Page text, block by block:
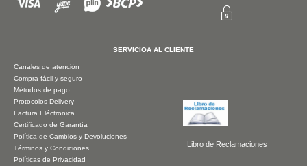
SERVICIOA AL CLIENTE
Canales de atención
Compra fácil y seguro
Métodos de pago
Protocolos Delivery
Factura Eléctronica
Certificado de Garantía
Política de Cambios y Devoluciones
Términos y Condiciones
Políticas de Privacidad
Libro de Reclamaciones